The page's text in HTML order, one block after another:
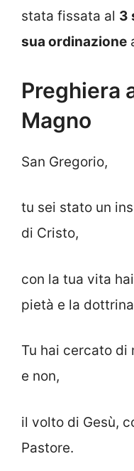
stata fissata al 3
sua ordinazione
Preghiera
Magno
San Gregorio,
tu sei stato un
di Cristo,
con la tua vita
pietà e la
Tu hai cercato
e non,
il volto di Gesù,
Pastore.